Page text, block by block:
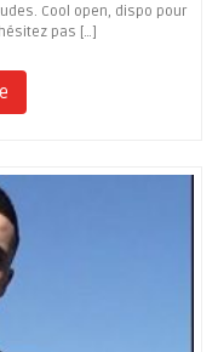
Cool open, dispo pour
pas […]